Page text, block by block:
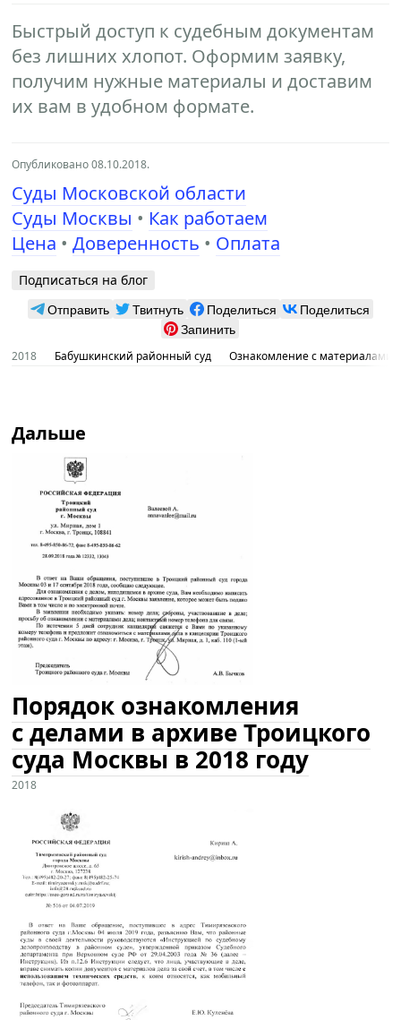
Быстрый доступ к судебным документам
без лишних хлопот. Оформим заявку,
получим нужные материалы и доставим
их вам в удобном формате.
Опубликовано 08.10.2018.
Суды Московской области
Суды Москвы • Как работаем
Цена •Доверенность • Оплата
Подписаться на блог
Отправить Твитнуть Поделиться
Поделиться
Запинить
2018 Бабушкинский районный суд Ознакомление с материалами
Дальше
Порядок ознакомления
с делами в архиве Троицкого
суда Москвы в 2018 году
2018